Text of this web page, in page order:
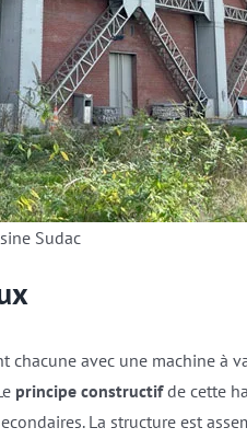
Sudac
chacune avec une machine à
principe constructifde cette
La structure est